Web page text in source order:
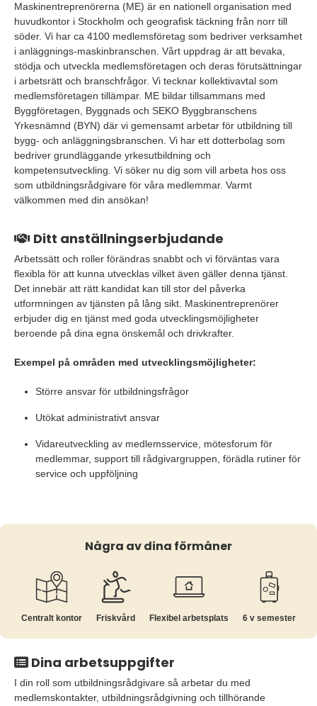
Maskinentreprenörerna (ME) är en nationell organisation med
huvudkontor i Stockholm och geografisk täckning från norr till
söder. Vi har ca 4100 medlemsföretag som bedriver verksamhet
i anläggnings-maskinbranschen. Vårt uppdrag är att bevaka,
stödja och utveckla medlemsföretagen och deras förutsättningar
i arbetsrätt och branschfrågor. Vi tecknar kollektivavtal som
medlemsföretagen tillämpar. ME bildar tillsammans med
Byggföretagen, Byggnads och SEKO Byggbranschens
Yrkesnämnd (BYN) där vi gemensamt arbetar för utbildning till
bygg- och anläggningsbranschen. Vi har ett dotterbolag som
bedriver grundläggande yrkesutbildning och
kompetensutveckling. Vi söker nu dig som vill arbeta hos oss
som utbildningsrådgivare för våra medlemmar. Varmt
välkommen med din ansökan!
Ditt anställningserbjudande
Arbetssätt och roller förändras snabbt och vi förväntas vara
flexibla för att kunna utvecklas vilket även gäller denna tjänst.
Det innebär att rätt kandidat kan till stor del påverka
utformningen av tjänsten på lång sikt. Maskinentreprenörer
erbjuder dig en tjänst med goda utvecklingsmöjligheter
beroende på dina egna önskemål och drivkrafter.
Exempel på områden med utvecklingsmöjligheter:
Större ansvar för utbildningsfrågor
Utökat administrativt ansvar
Vidareutveckling av medlemsservice, mötesforum för
medlemmar, support till rådgivargruppen, förädla rutiner för
service och uppföljning
Några av dina förmåner
Centralt kontor Friskvård Flexibel arbetsplats 6 v semester
Dina arbetsuppgifter
I din roll som utbildningsrådgivare så arbetar du med
medlemskontakter, utbildningsrådgivning och tillhörande